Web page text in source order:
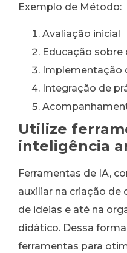
Exemplo de Método:
Avaliação inicial
Educação sobre
Implementação
Integração de
Utilize
inteligência
Ferramentas de IA,
auxiliar na criação
de ideias e até na
didático. Dessa
ferramentas para